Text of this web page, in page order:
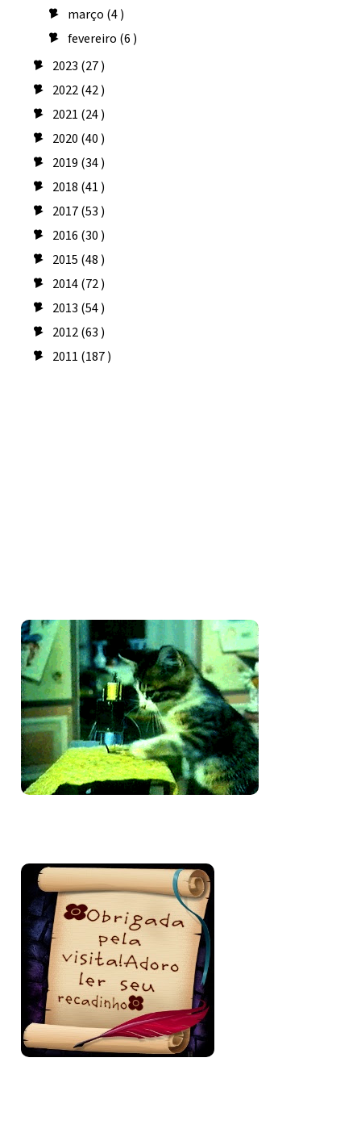
► março (4 )
►fevereiro (6 )
► 2023 (27 )
► 2022(42 )
► 2021 (24 )
► 2020 (40 )
► 2019 (34 )
► 2018 (41 )
► 2017(53 )
► 2016 (30 )
► 2015 (48 )
► 2014(72 )
► 2013 (54 )
► 2012(63 )
► 2011 (187 )